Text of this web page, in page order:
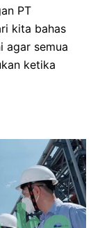
PT
kita bahas
agar semua
ketika